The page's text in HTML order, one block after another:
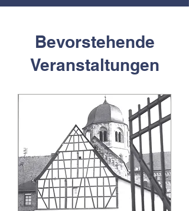
Bevorstehende
Veranstaltungen